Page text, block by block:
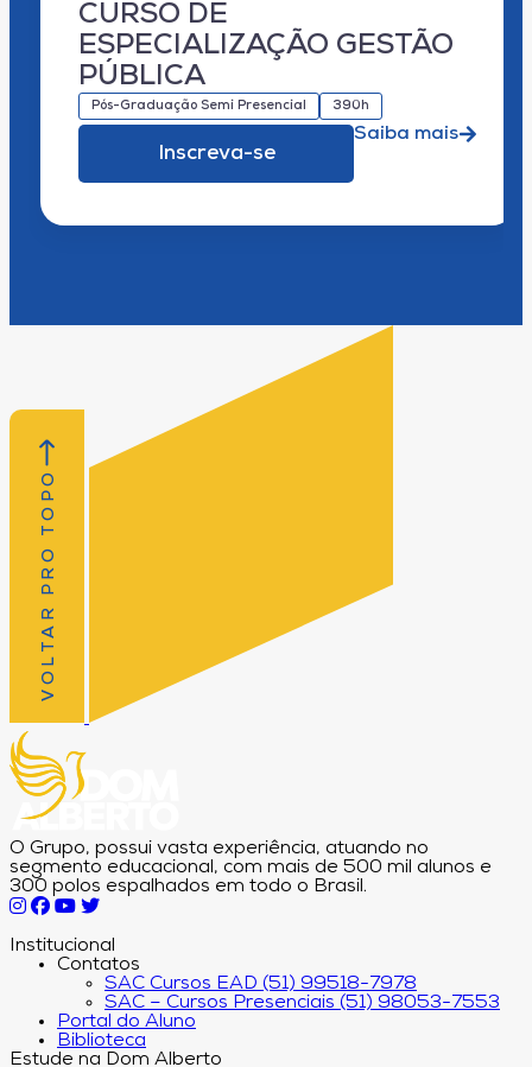
CURSO DE
ESPECIALIZAÇÃO GESTÃO
PÚBLICA
Pós-Graduação Semi Presencial 390h
Inscreva-se
Saiba mais
VOLTAR PRO TOPO
O Grupo, possui vasta experiência, atuando no
segmento educacional, com mais de 500 mil alunos e
300 polos espalhados em todo o Brasil.
Institucional
Contatos
SAC Cursos EAD (51) 99518-7978
SAC – Cursos Presenciais (51) 98053-7553
Portal do Aluno
Biblioteca
Estude na Dom Alberto